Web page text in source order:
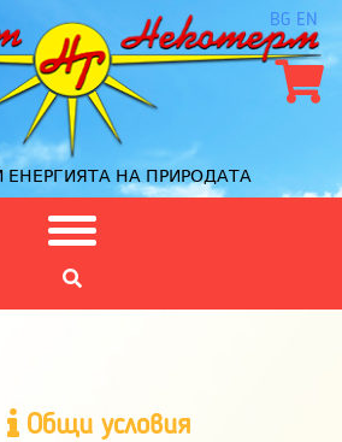
ЕНЕРГИЯТА НА ПРИРОДАТА
BG EN
Общи условия